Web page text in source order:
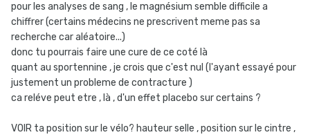
pour les analyses de sang , le magnésium semble difficile a
chiffrer (certains médecins ne prescrivent meme pas sa
recherche car aléatoire...)
donc tu pourrais faire une cure de ce coté là
quant au sportennine , je crois que c'est nul (l'ayant essayé pour
justement un probleme de contracture )
ca reléve peut etre , là , d'un effet placebo sur certains ?
VOIR ta position sur le vélo? hauteur selle , position sur le cintre ,